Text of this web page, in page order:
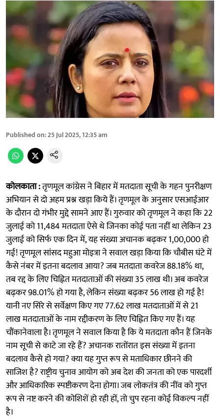
Published on:25 Jul 2025, 12:35 am
कोलकाता :तृणमूल कांग्रेस ने बिहार में मतदाता सूची के गहन पुनरीक्षण
अभियान से दो अहम प्रश्न खड़ा किये हैं। तृणमूल के अनुसार एसआईआर
के दौरान दो गंभीर मुद्दे सामने आए हैं। गुरुवार को तृणमूल ने कहा कि 22
जुलाई को 11,484 मतदाता ऐसे थे जिनका कोई पता नहीं था लेकिन 23
जुलाई को सिर्फ एक दिन में, यह संख्या अचानक बढ़कर 1,00,000 हो
गई! तृणमूल सांसद महुआ मोइत्रा ने सवाल खड़ा किया कि चौबीस घंटे में
कैसे नंबर में इतना बदलाव आया? जब मतदाता कवरेज 88.18% था,
तब रद्द के लिए चिह्नित मतदाताओं की संख्या 35 लाख थी। अब कवरेज
बढ़कर 98.01% हो गया है, लेकिन संख्या बढ़कर 56 लाख हो गई है!
यानी नए सिरे से सर्वेक्षण किए गए 77.62 लाख मतदाताओं में से 21
लाख मतदाताओं के नाम रद्दीकरण के लिए चिह्नित किए गए हैं। यह
चौंकानेवाला है। तृणमूल ने सवाल किया है कि ये मतदाता कौन हैं जिनके
नाम सूची से काटे जा रहे हैं? अचानक रातोंरात इस संख्या में इतना
बदलाव कैसे हो गया? क्या यह गुप्त रूप से मताधिकार छीनने की
साजिश है? राष्ट्रीय चुनाव आयोग को अब देश की जनता को एक पारदर्शी
और आधिकारिक स्पष्टीकरण देना होगा। जब लोकतंत्र की नींव को गुप्त
रूप से नष्ट करने की कोशिशें हो रही हों, तो चुप रहना कोई विकल्प नहीं
है।